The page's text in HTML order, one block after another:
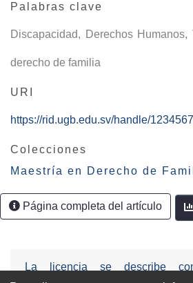
Palabras clave
Discapacidad, Derechos Humanos,
derecho de familia
URI
https://rid.ugb.edu.sv/handle/
Colecciones
Maestría en Derecho de
Página completa del artículo
La licencia se describe